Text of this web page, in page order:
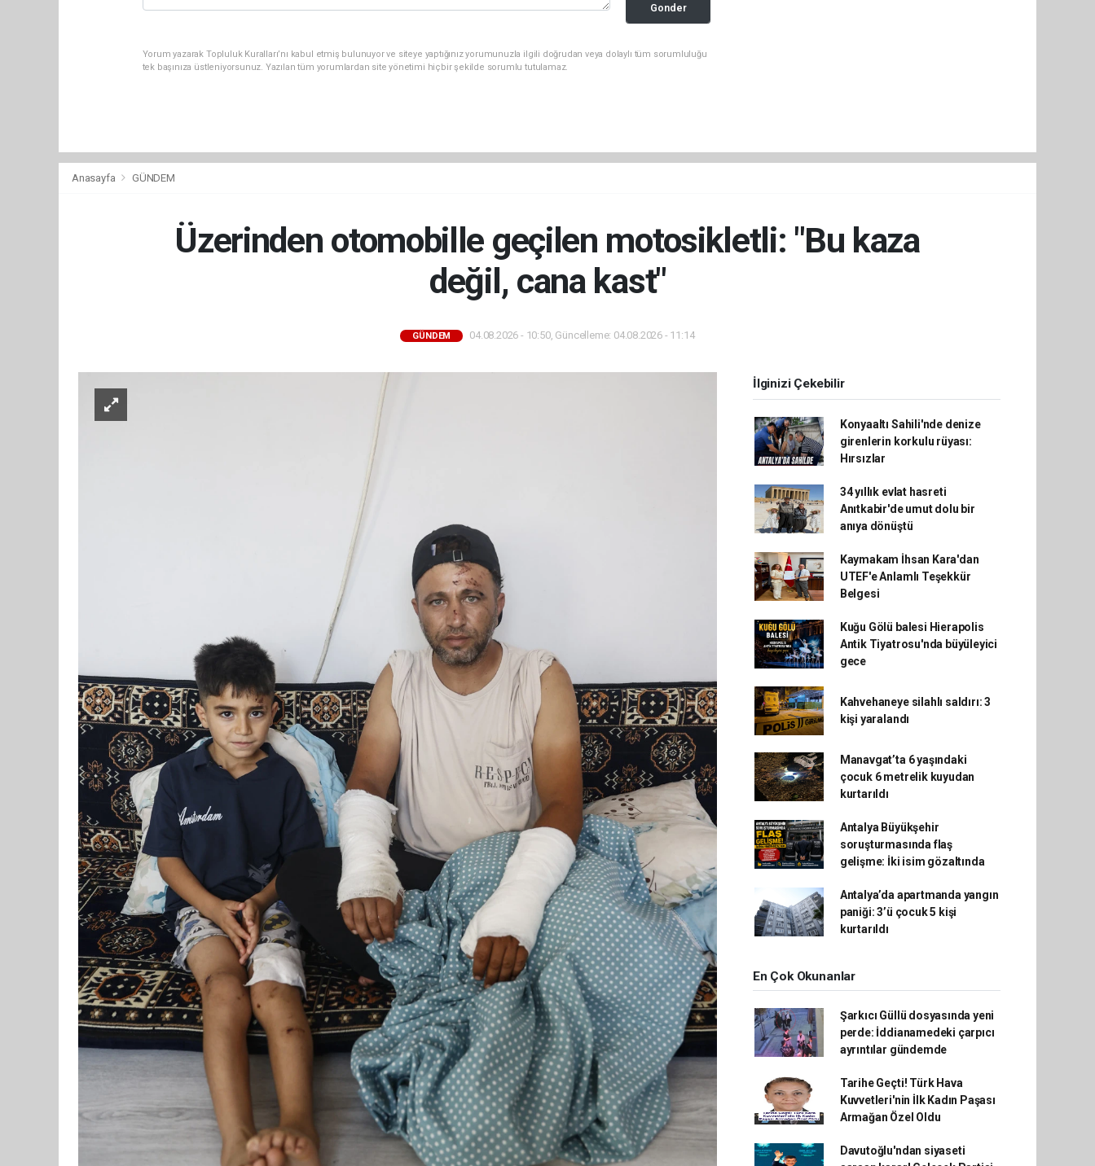
Gonder
Yorum yazarak Topluluk Kuralları’nı kabul etmiş bulunuyor ve siteye yaptığınız yorumunuzla ilgili doğrudan veya dolaylı tüm sorumluluğu
tek başınıza üstleniyorsunuz. Yazılan tüm yorumlardan site yönetimi hiçbir şekilde sorumlu tutulamaz.
Anasayfa GÜNDEM
Üzerinden otomobille geçilen motosikletli: "Bu kaza
değil, cana kast"
GÜNDEM 04.08.2026 - 10:50, Güncelleme: 04.08.2026 - 11:14
İlginizi Çekebilir
Konyaaltı Sahili'nde denize
girenlerin korkulu rüyası:
Hırsızlar
34 yıllık evlat hasreti
Anıtkabir'de umut dolu bir
anıya dönüştü
Kaymakam İhsan Kara'dan
UTEF'e Anlamlı Teşekkür
Belgesi
Kuğu Gölü balesi Hierapolis
Antik Tiyatrosu'nda büyüleyici
gece
Kahvehaneye silahlı saldırı: 3
kişi yaralandı
Manavgat’ta 6 yaşındaki
çocuk 6 metrelik kuyudan
kurtarıldı
Antalya Büyükşehir
soruşturmasında flaş
gelişme: İki isim gözaltında
Antalya’da apartmanda yangın
paniği: 3’ü çocuk 5 kişi
kurtarıldı
En Çok Okunanlar
Şarkıcı Güllü dosyasında yeni
perde: İddianamedeki çarpıcı
ayrıntılar gündemde
Tarihe Geçti! Türk Hava
Kuvvetleri'nin İlk Kadın Paşası
Armağan Özel Oldu
Davutoğlu'ndan siyaseti